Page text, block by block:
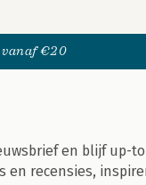
vanaf €20
en blijf up-
en recensies,